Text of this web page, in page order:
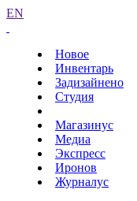
EN
Новое
Инвентарь
Задизайнено
Студия
Магазинус
Медиа
Экспресс
Иронов
Журналус